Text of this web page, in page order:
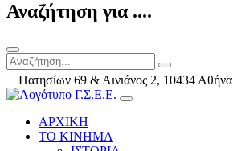
Αναζήτηση για ....
Πατησίων 69 & Αινιάνος 2, 10434 Αθήνα
ΑΡΧΙΚΗ
ΤΟ ΚΙΝΗΜΑ